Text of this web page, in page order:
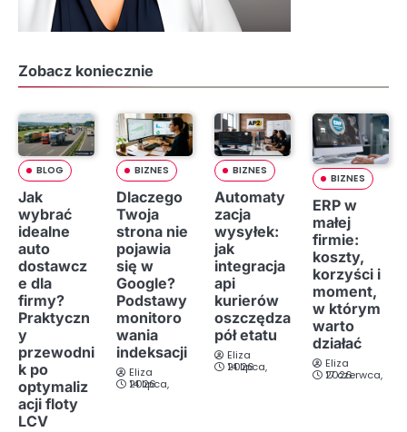
w
i
s
ó
w
Zobacz koniecznie
BLOG
Jak
wybrać
idealne
auto
dostawcz
e dla
firmy?
Praktyczn
y
przewodni
k po
optymaliz
acji floty
LCV
BIZNES
Dlaczego
Twoja
strona nie
pojawia
się w
Google?
Podstawy
monitoro
wania
indeksacji
Eliza
14 lipca, 2026
BIZNES
Automaty
zacja
wysyłek:
jak
integracja
api
kurierów
oszczędza
pół etatu
Eliza
14 lipca, 2026
BIZNES
ERP w
małej
firmie:
koszty,
korzyści i
moment,
w którym
warto
działać
Eliza
17 czerwca, 2026